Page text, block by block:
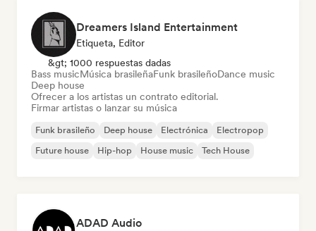
Dreamers Island Entertainment
Etiqueta, Editor
&gt; 1000 respuestas dadas
Bass musicMúsica brasileñaFunk brasileñoDance music
Deep house
Ofrecer a los artistas un contrato editorial.
Firmar artistas o lanzar su música
Funk brasileño Deep house Electrónica
Electropop
Future house
Hip-hop House music Tech House
ADAD Audio